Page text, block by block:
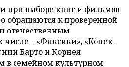
при выборе книг и фильмов
обращаются к проверенной
отечественным
числе – «Фиксики», «Конек-
Барто и Корнея
в семейном культурном